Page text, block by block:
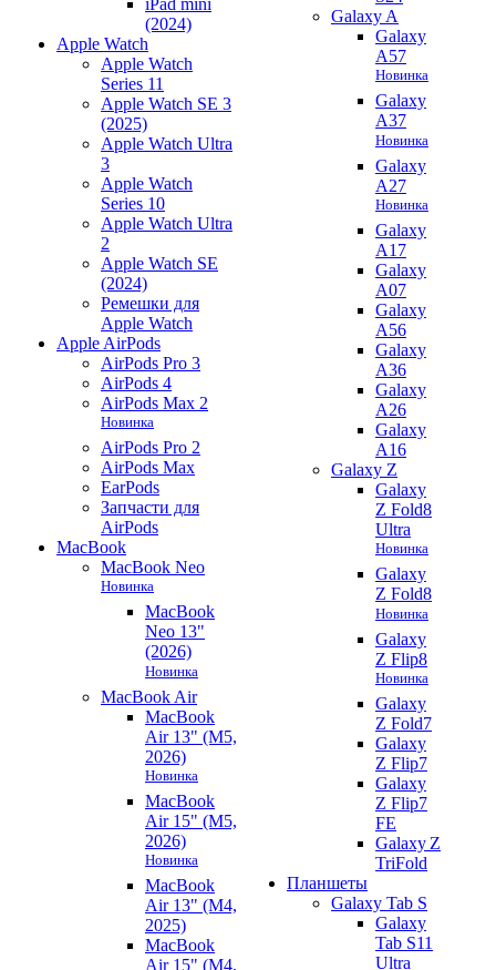
(2024)
Apple Watch
Apple Watch
Series 11
Apple Watch SE 3
(2025)
Apple Watch Ultra
3
Apple Watch
Series 10
Apple Watch Ultra
2
Apple Watch SE
(2024)
Ремешки для
Apple Watch
Apple AirPods
AirPods Pro 3
AirPods 4
AirPods Max 2
Новинка
AirPods Pro 2
AirPods Max
EarPods
Запчасти для
AirPods
MacBook
MacBook Neo
Новинка
MacBook
Neo 13"
(2026)
Новинка
MacBook Air
MacBook
Air 13" (M5,
2026)
Новинка
MacBook
Air 15" (M5,
2026)
Новинка
MacBook
Air 13" (M4,
2025)
MacBook
Air 15" (M4,
Galaxy A
Galaxy
A57
Новинка
Galaxy
A37
Новинка
Galaxy
A27
Новинка
Galaxy
A17
Galaxy
A07
Galaxy
A56
Galaxy
A36
Galaxy
A26
Galaxy
A16
Galaxy Z
Galaxy
Z Fold8
Ultra
Новинка
Galaxy
Z Fold8
Новинка
Galaxy
Z Flip8
Новинка
Galaxy
Z Fold7
Galaxy
Z Flip7
Galaxy
Z Flip7
FE
Galaxy Z
TriFold
Планшеты
Galaxy Tab S
Galaxy
Tab S11
Ultra